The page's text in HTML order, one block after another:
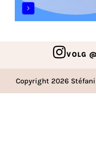
VOLG
Copyright 2026